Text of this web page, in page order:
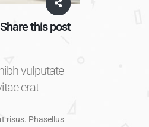
Share this post
vulputate
erat
risus. Phasellus